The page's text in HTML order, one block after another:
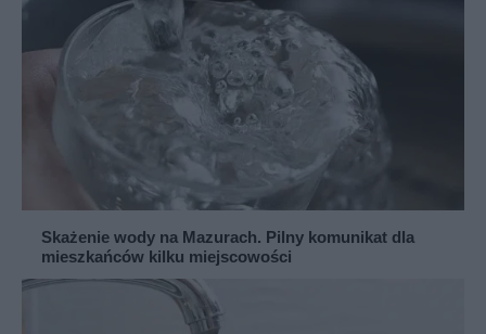
Skażenie wody na Mazurach. Pilny komunikat dla
mieszkańców kilku miejscowości